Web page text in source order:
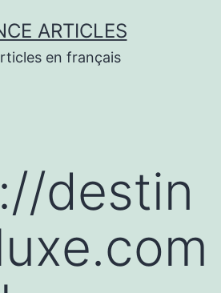
ARTICLES
en français
destin